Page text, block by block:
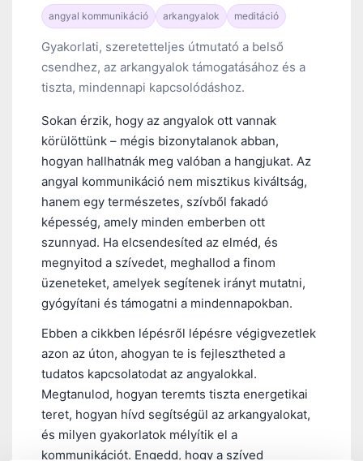
angyal kommunikáció arkangyalok meditáció
Gyakorlati, szeretetteljes útmutató a belső
csendhez, az arkangyalok támogatásához és a
tiszta, mindennapi kapcsolódáshoz.
Sokan érzik, hogy az angyalok ott vannak
körülöttünk – mégis bizonytalanok abban,
hogyan hallhatnák meg valóban a hangjukat. Az
angyal kommunikáció nem misztikus kiváltság,
hanem egy természetes, szívből fakadó
képesség, amely minden emberben ott
szunnyad. Ha elcsendesíted az elméd, és
megnyitod a szívedet, meghallod a finom
üzeneteket, amelyek segítenek irányt mutatni,
gyógyítani és támogatni a mindennapokban.
Ebben a cikkben lépésről lépésre végigvezetlek
azon az úton, ahogyan te is fejlesztheted a
tudatos kapcsolatodat az angyalokkal.
Megtanulod, hogyan teremts tiszta energetikai
teret, hogyan hívd segítségül az arkangyalokat,
és milyen gyakorlatok mélyítik el a
kommunikációt. Engedd, hogy a szíved